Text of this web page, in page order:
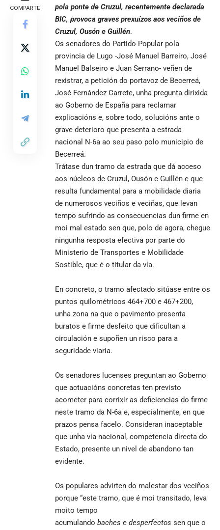
COMPARTE
pola ponte de Cruzul, recentemente declarada
BIC, provoca graves prexuízos aos veciños de
Cruzul, Ousón e Guillén.
Os senadores do Partido Popular pola
provincia de Lugo -José Manuel Barreiro, José
Manuel Balseiro e Juan Serrano- veñen de
rexistrar, a petición do portavoz de Becerreá,
José Fernández Carrete, unha pregunta dirixida
ao Goberno de España para reclamar
explicacións e, sobre todo, solucións ante o
grave deterioro que presenta a estrada
nacional N-6a ao seu paso polo municipio de
Becerreá.
Trátase dun tramo da estrada que dá acceso
aos núcleos de Cruzul, Ousón e Guillén e que
resulta fundamental para a mobilidade diaria
de numerosos veciños e veciñas, que levan
tempo sufrindo as consecuencias dun firme en
moi mal estado sen que, polo de agora, chegue
ningunha resposta efectiva por parte do
Ministerio de Transportes e Mobilidade
Sostible, que é o titular da vía.
En concreto, o tramo afectado sitúase entre os
puntos quilométricos 464+700 e 467+200,
unha zona na que o pavimento presenta
buratos e firme desfeito que dificultan a
circulación e supoñen un risco para a
seguridade viaria.
Os senadores lucenses preguntan ao Goberno
que actuacións concretas ten previsto
acometer para corrixir as deficiencias do firme
neste tramo da N-6a e, especialmente, en que
prazos pensa facelo. Consideran inaceptable
que unha vía nacional, competencia directa do
Estado, presente un nivel de abandono tan
evidente.
Os populares advirten do malestar dos veciños
porque “este tramo, que é moi transitado, leva
moito tempo
acumulando baches e desperfectos sen que o